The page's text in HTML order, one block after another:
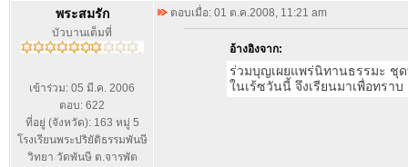
พระสมรัก
บัวบานเต็มที่
เข้าร่วม: 05 มี.ค. 2006
ตอบ: 622
ที่อยู่ (จังหวัด): 163 หมู่ 5
โรงเรียนพระปริยัติธรรมพันษี
วิทยา วัดพันษี ต.จารพัต
ตอบเมื่อ: 01 ต.ค.2008, 11:21 am
อ้างอิงจาก:
ร่วมบุญเผยแพร่นิทานธรรมะ ชุ
ในเร้ซวันนี้ จึงเรียนมาเพื่อทร